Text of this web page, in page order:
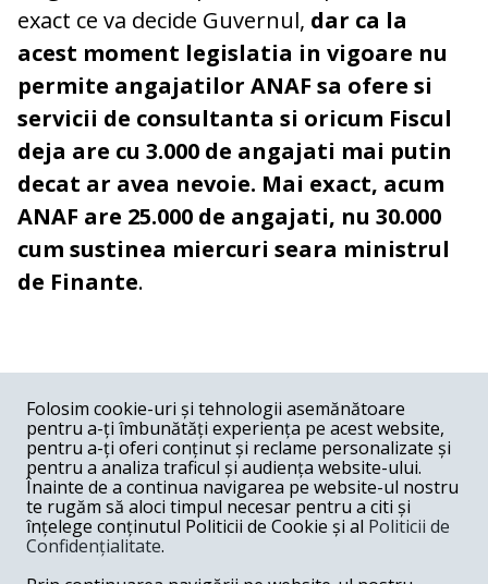
exact ce va decide Guvernul, dar ca la
acest moment legislatia in vigoare nu
permite angajatilor ANAF sa ofere si
servicii de consultanta si oricum Fiscul
deja are cu 3.000 de angajati mai putin
decat ar avea nevoie. Mai exact, acum
ANAF are 25.000 de angajati, nu 30.000
cum sustinea miercuri seara ministrul
de Finante.
COMENTARII
Nume
Email
Folosim cookie-uri și tehnologii asemănătoare
pentru a-ți îmbunătăți experiența pe acest website,
pentru a-ți oferi conținut și reclame personalizate și
pentru a analiza traficul și audiența website-ului.
Înainte de a continua navigarea pe website-ul nostru
te rugăm să aloci timpul necesar pentru a citi și
înțelege conținutul Politicii de Cookie și al Politicii de
Confidențialitate.